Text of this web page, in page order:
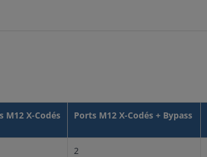
M12 X-Codés Ports M12 X-Codés + Bypass
2